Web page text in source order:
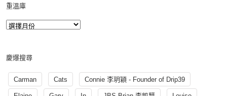
重溫庫
慶爆搜尋
Carman Cats Connie 李玥穎 - Founder of Drip39